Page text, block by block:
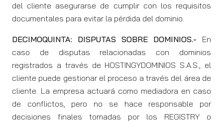
del cliente asegurarse de cumplir con los requisitos
documentales para evitar la pérdida del dominio.
DECIMOQUINTA: DISPUTAS SOBRE DOMINIOS.- En
caso de disputas relacionadas con dominios
registrados a través de HOSTINGYDOMINIOS S.A.S., el
cliente puede gestionar el proceso a través del área de
cliente. La empresa actuará como mediadora en caso
de conflictos, pero no se hace responsable por
decisiones finales tomadas por los REGISTRY o